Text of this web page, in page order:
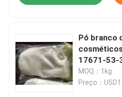
Pó branco
17671-53-
primas do
MOQ：1kg
Preço：